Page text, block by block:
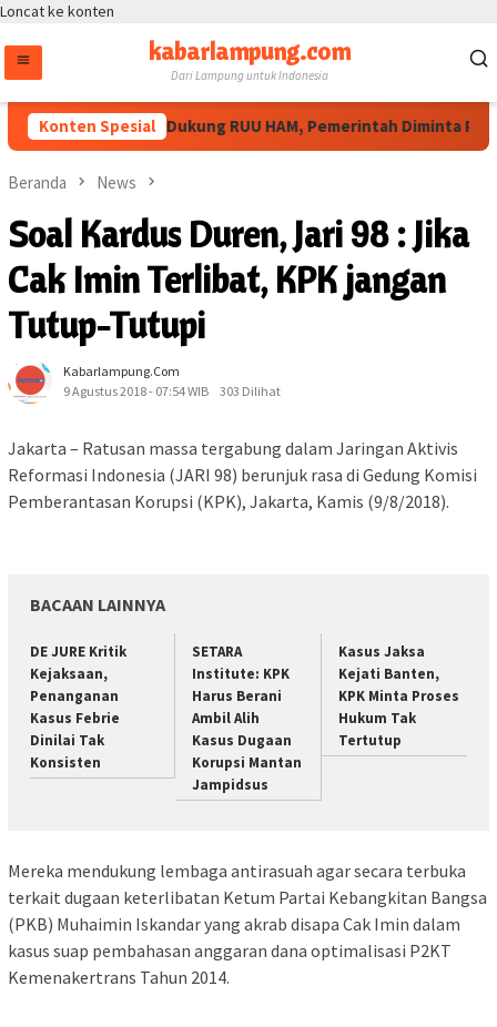
Loncat ke konten
kabarlampung.com
Dari Lampung untuk Indonesia
Konten Spesial
Masyarakat Sipil Dukung RUU HAM, Pemerintah Diminta
Beranda News
Soal Kardus Duren, Jari 98 : Jika
Cak Imin Terlibat, KPK jangan
Tutup-Tutupi
Kabarlampung.com
9 Agustus 2018 - 07:54 WIB
303 Dilihat
Jakarta – Ratusan massa tergabung dalam Jaringan Aktivis
Reformasi Indonesia (JARI 98) berunjuk rasa di Gedung Komisi
Pemberantasan Korupsi (KPK), Jakarta, Kamis (9/8/2018).
BACAAN LAINNYA
DE JURE Kritik
Kejaksaan,
Penanganan
Kasus Febrie
Dinilai Tak
Konsisten
SETARA
Institute: KPK
Harus Berani
Ambil Alih
Kasus Dugaan
Korupsi Mantan
Jampidsus
Kasus Jaksa
Kejati Banten,
KPK Minta Proses
Hukum Tak
Tertutup
Mereka mendukung lembaga antirasuah agar secara terbuka
terkait dugaan keterlibatan Ketum Partai Kebangkitan Bangsa
(PKB) Muhaimin Iskandar yang akrab disapa Cak Imin dalam
kasus suap pembahasan anggaran dana optimalisasi P2KT
Kemenakertrans Tahun 2014.